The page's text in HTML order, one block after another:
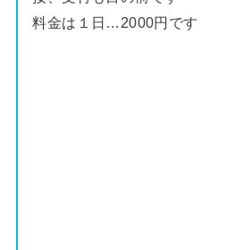
料金は１日…2000円です